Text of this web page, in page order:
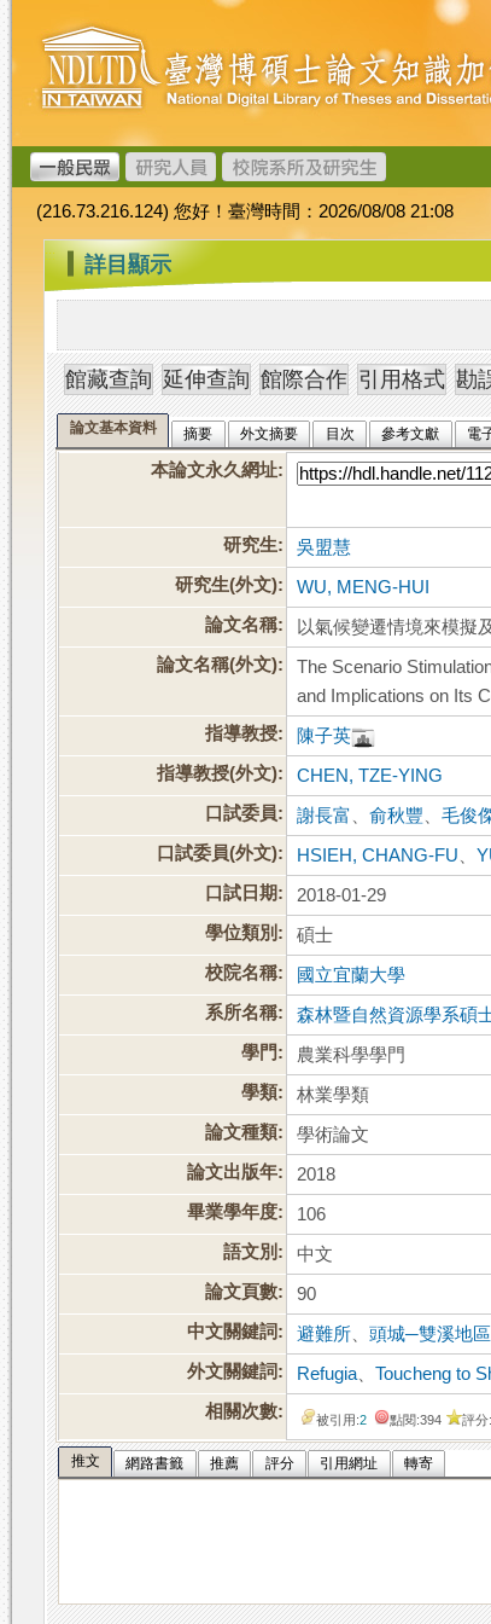
跳
到
主
要
內
容
臺
灣
博
碩
士
論
文
加
值
系
統
(216.73.216.124) 您好！臺灣時間：2026/08/08 21:08
::: 詳目顯示
論文基本資料 摘要 外文摘要 目次 參考文獻 電
本論文永久網址:
研究生:
吳盟慧
研究生(外文):
WU, MENG-HUI
論文名稱:
以氣候變遷情境來模擬
論文名稱(外文):
The Scenario
and Implications on Its
指導教授:
陳子英
指導教授(外文):
CHEN, TZE-YING
口試委員:
謝長富 、俞秋豐 、毛俊
口試委員(外文):
HSIEH, CHANG-FU 、
口試日期:
2018-01-29
學位類別:
碩士
校院名稱:
國立宜蘭大學
系所名稱:
森林暨自然資源學系碩
學門:
農業科學學門
學類:
林業學類
論文種類:
學術論文
論文出版年:
2018
畢業學年度:
106
語文別:
中文
論文頁數:
90
中文關鍵詞:
避難所 、頭城─雙溪地區
外文關鍵詞:
Refugia 、Toucheng to
相關次數:
被引用:2 點閱:394 評分:
推文 網路書籤 推薦 評分 引用網址 轉寄